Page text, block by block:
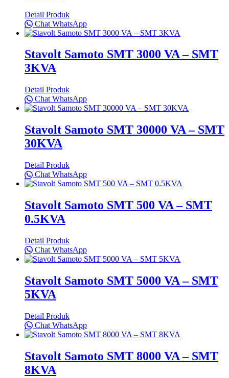
Detail Produk
Chat WhatsApp
Stavolt Samoto SMT 3000 VA – SMT
3KVA
Detail Produk
Chat WhatsApp
Stavolt Samoto SMT 30000 VA – SMT
30KVA
Detail Produk
Chat WhatsApp
Stavolt Samoto SMT 500 VA – SMT
0.5KVA
Detail Produk
Chat WhatsApp
Stavolt Samoto SMT 5000 VA – SMT
5KVA
Detail Produk
Chat WhatsApp
Stavolt Samoto SMT 8000 VA – SMT
8KVA